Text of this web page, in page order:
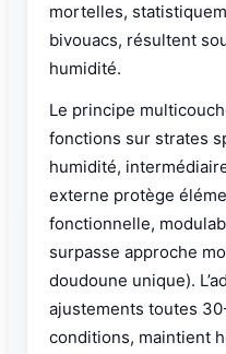
mortelles,
bivouacs, résultent
humidité.
Le principe
fonctions sur strates
humidité,
externe protège
fonctionnelle,
surpasse approche
doudoune unique).
ajustements toutes
conditions, maintient